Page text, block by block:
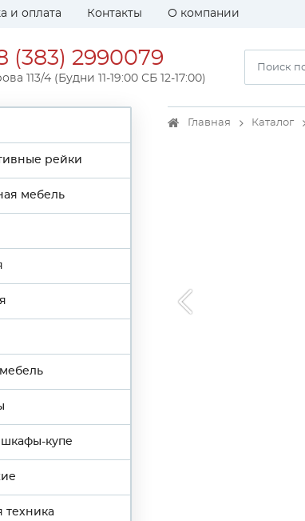
и оплата Контакты О компании
(383) 2990079
113/4 (Будни 11-19:00 СБ 12-17:00)
рейки
мебель
купе
техника
Главная Каталог